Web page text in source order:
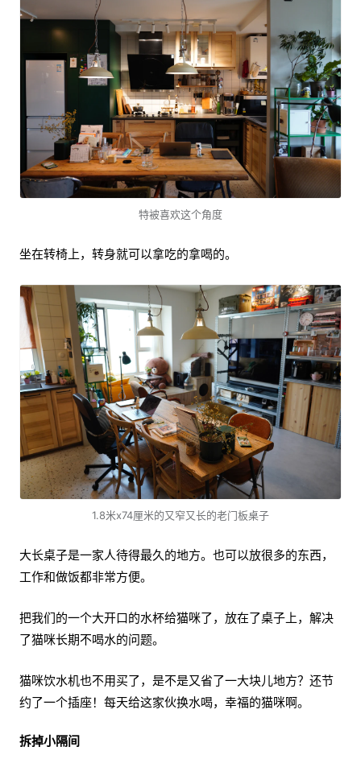
特被喜欢这个角度
坐在转椅上，转身就可以拿吃的拿喝的。
1.8米x74厘米的又窄又长的老门板桌子
大长桌子是一家人待得最久的地方。也可以放很多的东西，
工作和做饭都非常方便。
把我们的一个大开口的水杯给猫咪了，放在了桌子上，解决
了猫咪长期不喝水的问题。
猫咪饮水机也不用买了，是不是又省了一大块儿地方？还节
约了一个插座！每天给这家伙换水喝，幸福的猫咪啊。
拆掉小隔间